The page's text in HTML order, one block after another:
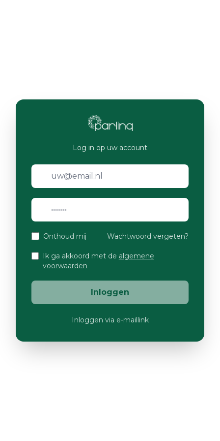
Log in op uw account
Onthoud mij Wachtwoord vergeten?
Ik ga akkoord met de algemene
voorwaarden
Inloggen
Inloggen via e-maillink